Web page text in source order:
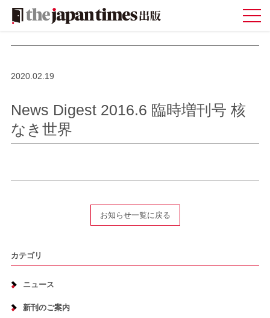
2020.02.19
News Digest 2016.6 臨時増刊号 核
なき世界
お知らせ一覧に戻る
カテゴリ
ニュース
新刊のご案内